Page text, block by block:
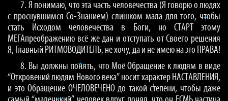
7. Я понимаю, что эта часть человечества (Я говорю о людях
с проснувшимся Со-Знанием) слишком мала для того, чтобы
стать Исходом человечества в Боги, но СТАРТ этому
МЕГАпреображению всё же дан и отступать от Своего решения
Я, Главный РИТМОВОДИТЕЛЬ, не хочу, да и не имею на это ПРАВА!
8. Вы должны понять, что Моё Обращение к людям в виде
“Откровений людям Нового века” носит характер НАСТАВЛЕНИЯ,
и это Обращение ОЧЕЛОВЕЧЕНО до такой степени, чтобы даже